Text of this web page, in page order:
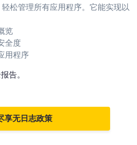
松管理所有应用程序。它能实现以
览
全度
用程序
告。
享无日志政策